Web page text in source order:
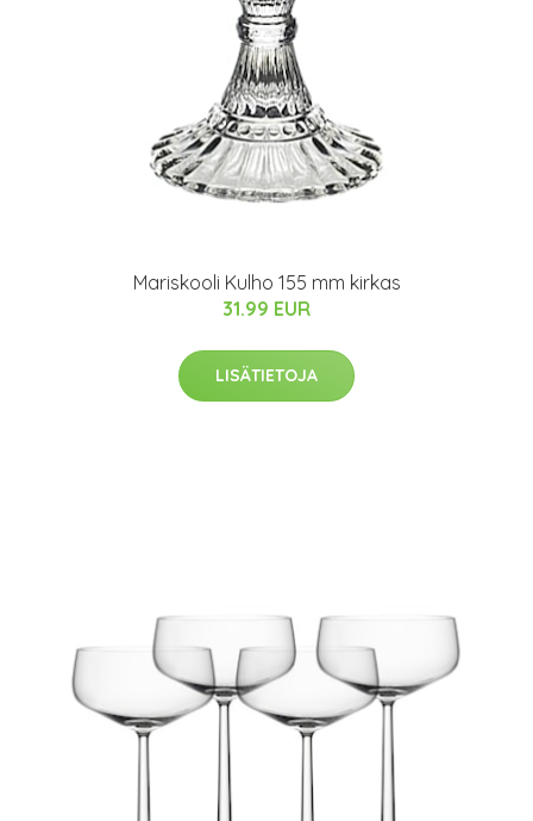
Mariskooli Kulho 155 mm kirkas
31.99 EUR
LISÄTIETOJA